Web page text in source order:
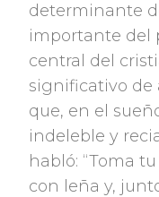
determinante
importante del
central del
significativo de
que, en el
indeleble y
habló: “Toma
con leña y,